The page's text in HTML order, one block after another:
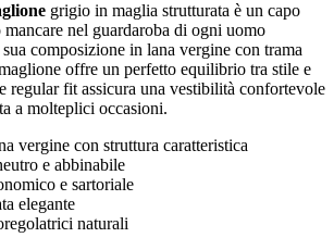
grigio in maglia strutturata è un capo
nel guardaroba di ogni uomo
composizione in lana vergine con trama
offre un perfetto equilibrio tra stile e
regular fit assicura una vestibilità confortevole
a molteplici occasioni.
vergine con struttura caratteristica
e abbinabile
e sartoriale
elegante
naturali